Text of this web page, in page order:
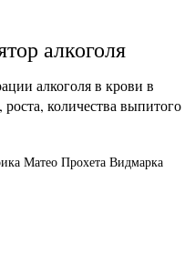
алкоголя
алкоголя в крови в
количества выпитого
Матео Прохета Видмарка